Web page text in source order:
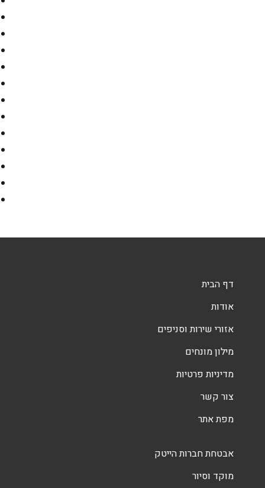
דף הבית
אודות
אזורי שירות וסניפים
מילון מונחים
מדיניות פרטיות
צור קשר
מפת אתר
אבטחת חברות הייטק
מוקד וסיור